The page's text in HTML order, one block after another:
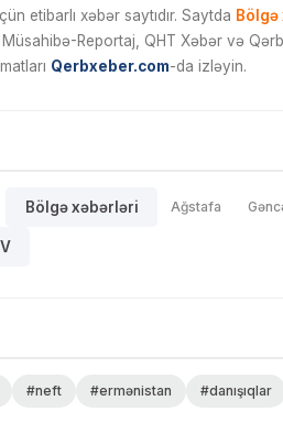
etibarlı xəbər saytıdır. Saytda
Reportaj, QHT Xəbər və
Qerbxeber.com-da izləyin.
Bölgə xəbərləri Ağstafa
#neft #ermənistan #danışıqlar